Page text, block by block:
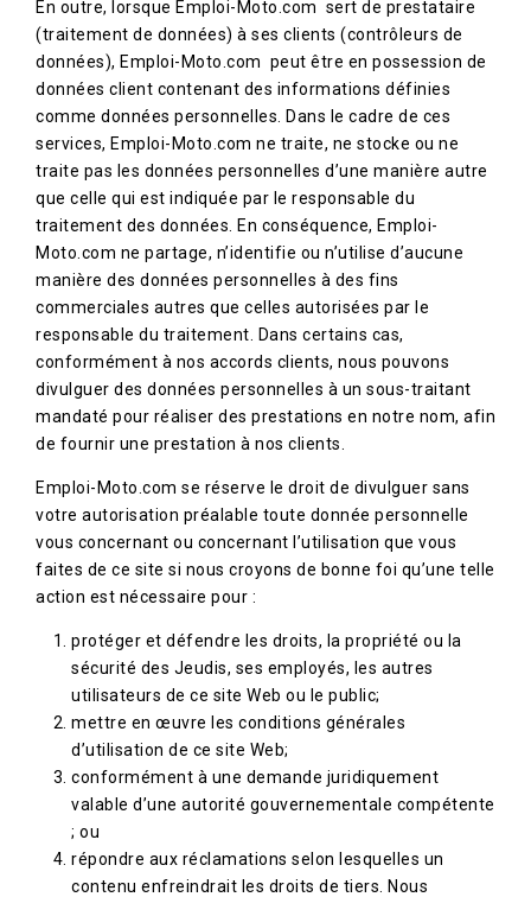
En outre, lorsque Emploi-Moto.com sert de prestataire
(traitement de données) à ses clients (contrôleurs de
données), Emploi-Moto.com peut être en possession de
données client contenant des informations définies
comme données personnelles. Dans le cadre de ces
services, Emploi-Moto.com ne traite, ne stocke ou ne
traite pas les données personnelles d’une manière autre
que celle qui est indiquée par le responsable du
traitement des données. En conséquence, Emploi-
Moto.com ne partage, n’identifie ou n’utilise d’aucune
manière des données personnelles à des fins
commerciales autres que celles autorisées par le
responsable du traitement. Dans certains cas,
conformément à nos accords clients, nous pouvons
divulguer des données personnelles à un sous-traitant
mandaté pour réaliser des prestations en notre nom, afin
de fournir une prestation à nos clients.
Emploi-Moto.com se réserve le droit de divulguer sans
votre autorisation préalable toute donnée personnelle
vous concernant ou concernant l’utilisation que vous
faites de ce site si nous croyons de bonne foi qu’une telle
action est nécessaire pour :
protéger et défendre les droits, la propriété ou la
sécurité des Jeudis, ses employés, les autres
utilisateurs de ce site Web ou le public;
mettre en œuvre les conditions générales
d’utilisation de ce site Web;
conformément à une demande juridiquement
valable d’une autorité gouvernementale compétente
; ou
répondre aux réclamations selon lesquelles un
contenu enfreindrait les droits de tiers. Nous